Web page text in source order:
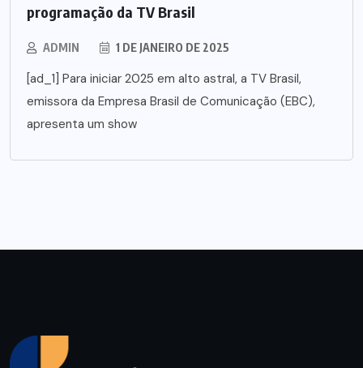
programação da TV Brasil
ADMIN 1 DE JANEIRO DE 2025
[ad_1] Para iniciar 2025 em alto astral, a TV Brasil,
emissora da Empresa Brasil de Comunicação (EBC),
apresenta um show